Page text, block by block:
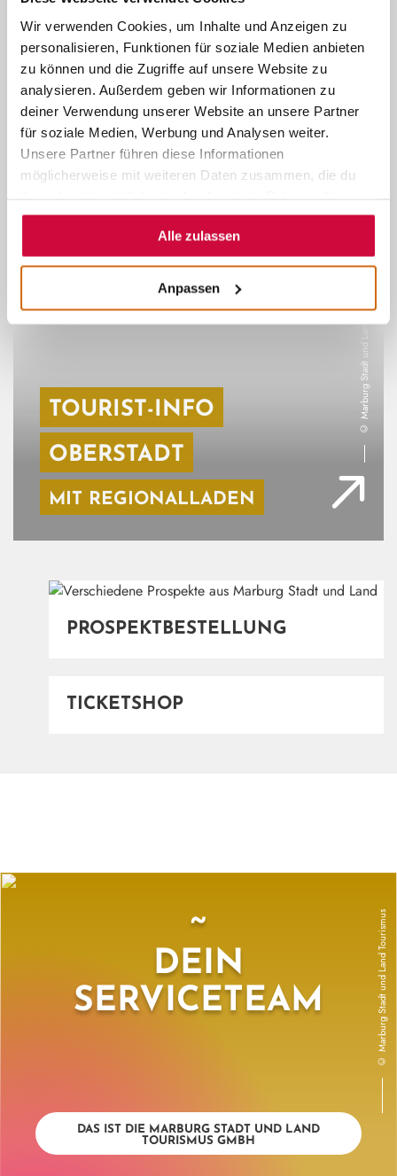
Wir verwenden Cookies, um Inhalte und Anzeigen zu
personalisieren, Funktionen für soziale Medien anbieten
zu können und die Zugriffe auf unsere Website zu
analysieren. Außerdem geben wir Informationen zu
deiner Verwendung unserer Website an unsere Partner
für soziale Medien, Werbung und Analysen weiter.
Unsere Partner führen diese Informationen
möglicherweise mit weiteren Daten zusammen, die du
Nutzung der Dienste gesammelt haben.
Alle zulassen
Anpassen
M
a
r
b
u
r
g
S
t
a
d
t
u
n
d
L
a
n
d
T
o
u
r
i
s
m
u
s
TOURIST-INFO
BAHNHOF
MIT TICKET-SHOP
©
M
a
r
b
u
r
g
S
t
a
d
t
u
n
d
L
a
n
d
T
o
u
r
i
s
m
u
s
TOURIST-INFO
OBERSTADT
MIT REGIONALLADEN
PROSPEKTBESTELLUNG Marburg Stadt und Land Tourismus
TICKETSHOP(ÖFFNET IN NEUEM
Urheberrecht des Hintergrundbildes:
©
Marburg Stadt und Land Tourismus
~
DEIN
SERVICETEAM
DAS IST DIE MARBURG STADT UND LAND
TOURISMUS GMBH